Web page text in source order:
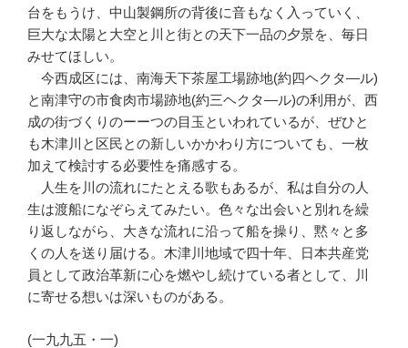
台をもうけ、中山製鋼所の背後に音もなく入っていく、
巨大な太陽と大空と川と街との天下一品の夕景を、毎日
みせてほしい。
今西成区には、南海天下茶屋工場跡地(約四ヘクタ—ル)
と南津守の市食肉市場跡地(約三ヘクタ—ル)の利用が、西
成の街づくりのーーつの目玉といわれているが、ぜひと
も木津川と区民との新しいかかわり方についても、一枚
加えて検討する必要性を痛感する。
人生を川の流れにたとえる歌もあるが、私は自分の人
生は渡船になぞらえてみたい。色々な出会いと別れを繰
り返しながら、大きな流れに沿って船を操り、黙々と多
くの人を送り届ける。木津川地域で四十年、日本共産党
員として政治革新に心を燃やし続けている者として、川
に寄せる想いは深いものがある。
(一九九五・一)